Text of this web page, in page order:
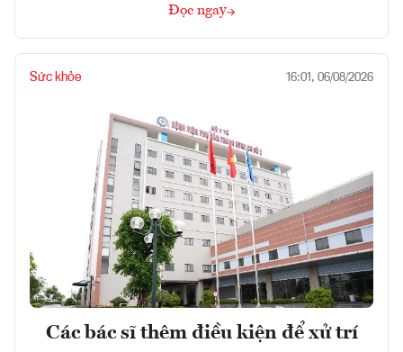
Đọc ngay
Sức khỏe 16:01, 06/08/2026
Các bác sĩ thêm điều kiện để xử trí